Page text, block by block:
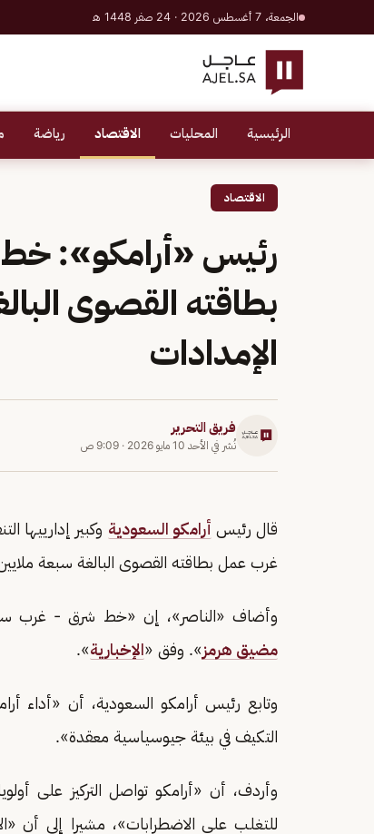
الجمعة، 7 أغسطس 2026 · 24 صفر 1448 هـ
الرئيسية المحليات الاقتصاد رياضة
الاقتصاد
رئيس «أرامكو»:
الإمدادات
فريق التحرير
نُشر في الأحد 10 مايو 2026 · 9:09 ص
قال رئيس أرامكو السعودية وكبير
غرب عمل بطاقته القصوى البالغة سبعة
وأضاف «الناصر»، إن «خط شرق - غرب
مضيق هرمز». وفق «الإخبارية».
وتابع رئيس أرامكو السعودية، أن «أداء
التكيف في بيئة جيوسياسية معقدة».
وأردف، أن «أرامكو تواصل التركيز على
للتغلب على الاضطرابات»، مشيرا إلى أن